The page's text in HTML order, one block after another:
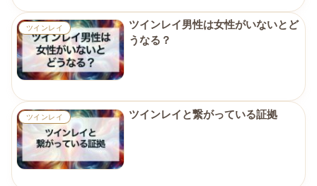
ツインレイ
ツインレイ男性は女性がいないとど
うなる？
ツインレイ ツインレイと繋がっている証拠